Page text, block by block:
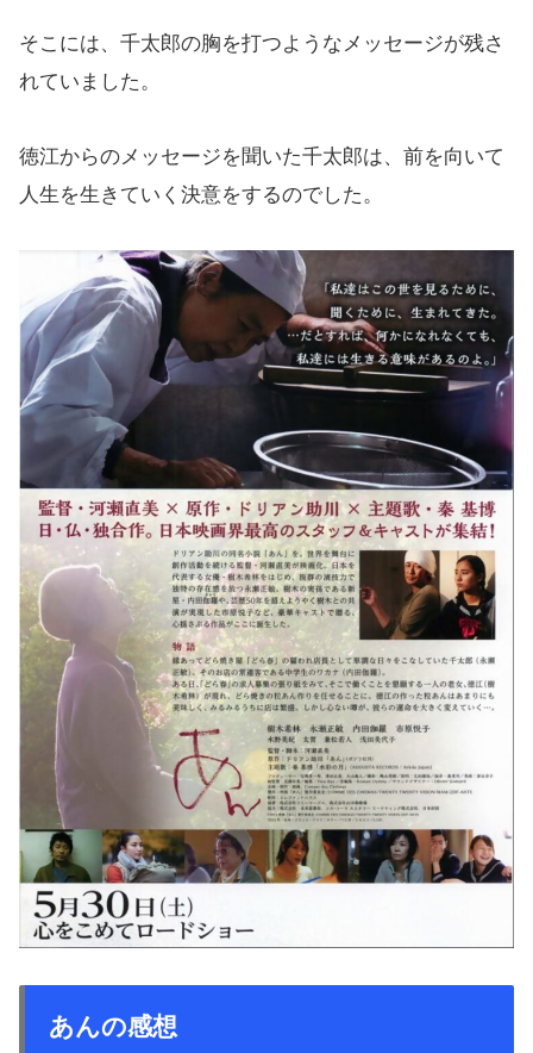
そこには、千太郎の胸を打つようなメッセージが残さ
れていました。
徳江からのメッセージを聞いた千太郎は、前を向いて
人生を生きていく決意をするのでした。
あんの感想